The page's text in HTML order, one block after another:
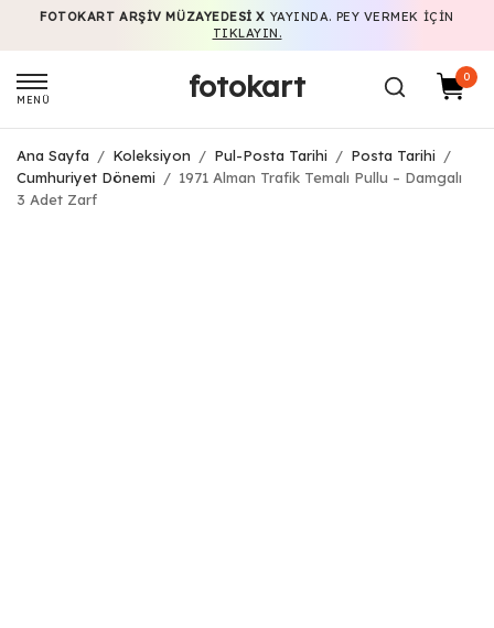
FOTOKART ARŞIV MÜZAYEDESI X YAYINDA. PEY VERMEK IÇIN
TIKLAYIN.
MENÜ fotokart 0
Ana Sayfa / Koleksiyon / Pul-Posta Tarihi / Posta Tarihi
/
Cumhuriyet Dönemi
/ 1971 Alman Trafik Temalı Pullu – Damgalı
3 Adet Zarf